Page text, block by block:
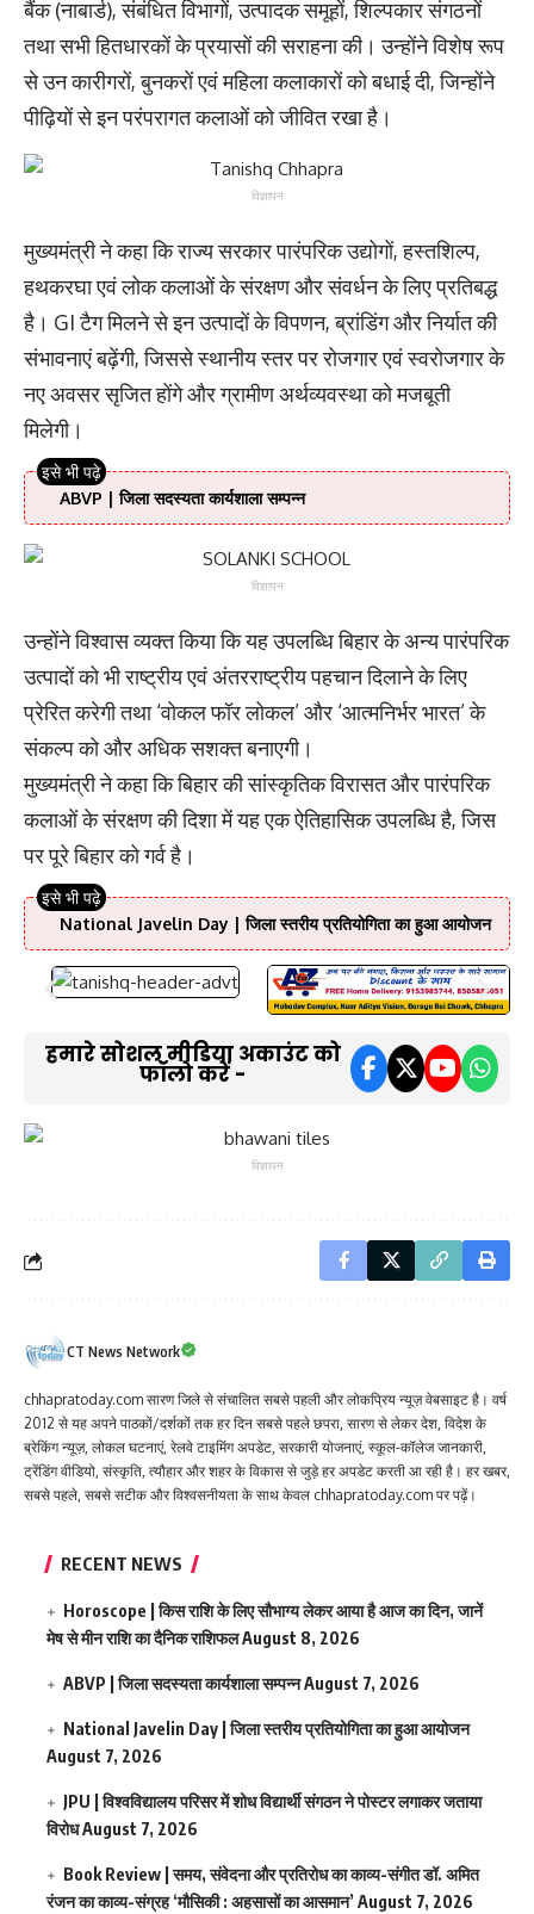
बैंक (नाबार्ड), संबंधित विभागों, उत्पादक समूहों, शिल्पकार संगठनों
तथा सभी हितधारकों के प्रयासों की सराहना की। उन्होंने विशेष रूप
से उन कारीगरों, बुनकरों एवं महिला कलाकारों को बधाई दी, जिन्होंने
पीढ़ियों से इन परंपरागत कलाओं को जीवित रखा है।
विज्ञापन
मुख्यमंत्री ने कहा कि राज्य सरकार पारंपरिक उद्योगों, हस्तशिल्प,
हथकरघा एवं लोक कलाओं के संरक्षण और संवर्धन के लिए प्रतिबद्ध
है। GI टैग मिलने से इन उत्पादों के विपणन, ब्रांडिंग और निर्यात की
संभावनाएं बढ़ेंगी, जिससे स्थानीय स्तर पर रोजगार एवं स्वरोजगार के
नए अवसर सृजित होंगे और ग्रामीण अर्थव्यवस्था को मजबूती
मिलेगी।
ABVP | जिला सदस्यता कार्यशाला सम्पन्न
विज्ञापन
उन्होंने विश्वास व्यक्त किया कि यह उपलब्धि बिहार के अन्य पारंपरिक
उत्पादों को भी राष्ट्रीय एवं अंतरराष्ट्रीय पहचान दिलाने के लिए
प्रेरित करेगी तथा ‘वोकल फॉर लोकल’ और ‘आत्मनिर्भर भारत’ के
संकल्प को और अधिक सशक्त बनाएगी।
मुख्यमंत्री ने कहा कि बिहार की सांस्कृतिक विरासत और पारंपरिक
कलाओं के संरक्षण की दिशा में यह एक ऐतिहासिक उपलब्धि है, जिस
पर पूरे बिहार को गर्व है।
National Javelin Day | जिला स्तरीय प्रतियोगिता का हुआ आयोजन
हमारे सोशल मीडिया अकाउंट को
फॉलो करें -
विज्ञापन
CT News Network
chhapratoday.com सारण जिले से संचालित सबसे पहली और लोकप्रिय न्यूज़ वेबसाइट है। वर्ष
2012 से यह अपने पाठकों/दर्शकों तक हर दिन सबसे पहले छपरा, सारण से लेकर देश, विदेश के
ब्रेकिंग न्यूज़, लोकल घटनाएं, रेलवे टाइमिंग अपडेट, सरकारी योजनाएं, स्कूल-कॉलेज जानकारी,
ट्रेंडिंग वीडियो, संस्कृति, त्यौहार और शहर के विकास से जुड़े हर अपडेट करती आ रही है। हर खबर,
सबसे पहले, सबसे सटीक और विश्वसनीयता के साथ केवल chhapratoday.com पर पढ़ें।
RECENT NEWS
Horoscope | किस राशि के लिए सौभाग्य लेकर आया है आज का दिन, जानें
मेष से मीन राशि का दैनिक राशिफलAugust 8, 2026
ABVP | जिला सदस्यता कार्यशाला सम्पन्नAugust 7, 2026
National Javelin Day | जिला स्तरीय प्रतियोगिता का हुआ आयोजन
August 7, 2026
JPU | विश्वविद्यालय परिसर में शोध विद्यार्थी संगठन ने पोस्टर लगाकर जताया
विरोधAugust 7, 2026
Book Review | समय, संवेदना और प्रतिरोध का काव्य-संगीत डॉ. अमित
रंजन का काव्य-संग्रह ‘मौसिकी : अहसासों का आसमान’ August 7, 2026